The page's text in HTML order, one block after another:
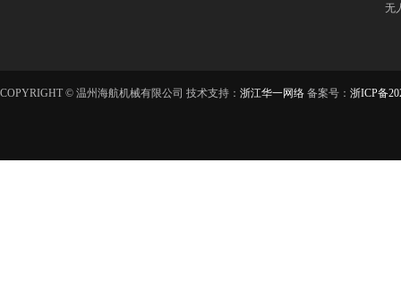
无
COPYRIGHT © 温州海航机械有限公司 技术支持： 浙江华一网络 备案号： 浙ICP备